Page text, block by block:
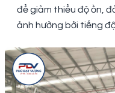
để giảm thiểu độ ồn,
ảnh hưởng bởi tiếng